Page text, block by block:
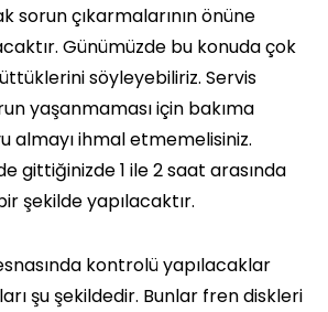
sorun çıkarmalarının önüne
Günümüzde bu konuda çok
söyleyebiliriz. Servis
yaşanmaması için bakıma
almayı ihmal etmemelisiniz.
gittiğinizde 1 ile 2 saat arasında
şekilde yapılacaktır.
kontrolü yapılacaklar
şu şekildedir. Bunlar fren diskleri